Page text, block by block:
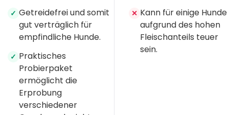
✓ Getreidefrei und somit
gut verträglich für
empfindliche Hunde.
✓ Praktisches
Probierpaket
ermöglicht die
Erprobung
verschiedener
✕ Kann für einige Hunde
aufgrund des hohen
Fleischanteils teuer
sein.